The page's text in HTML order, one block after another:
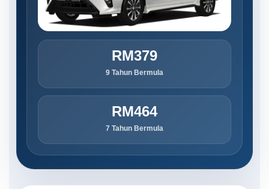
RM379
9 Tahun Bermula
RM464
7 Tahun Bermula